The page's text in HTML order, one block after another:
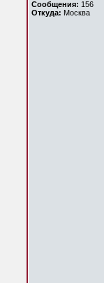
Сообщения: 156
Откуда: Москва